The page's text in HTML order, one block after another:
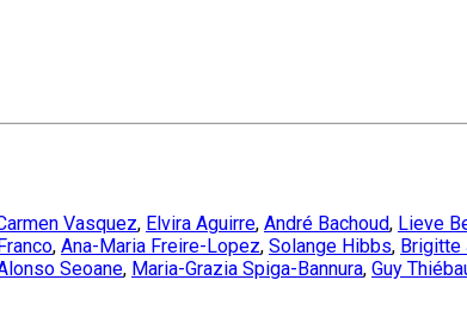
Vasquez, Elvira Aguirre, André Bachoud, Lieve
, Ana-Maria Freire-Lopez, Solange Hibbs, Brigitte
Seoane, Maria-Grazia Spiga-Bannura, Guy